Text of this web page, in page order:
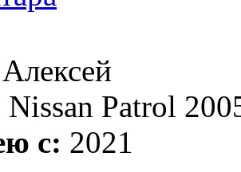
Алексей
Nissan Patrol
с: 2021